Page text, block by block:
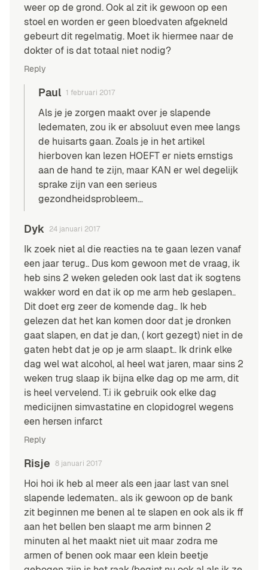
weer op de grond. Ook al zit ik gewoon op een
stoel en worden er geen bloedvaten afgekneld
gebeurt dit regelmatig. Moet ik hiermee naar de
dokter of is dat totaal niet nodig?
Reply
Paul 1 februari 2017
Als je je zorgen maakt over je slapende
ledematen, zou ik er absoluut even mee langs
de huisarts gaan. Zoals je in het artikel
hierboven kan lezen HOEFT er niets ernstigs
aan de hand te zijn, maar KAN er wel degelijk
sprake zijn van een serieus
gezondheidsprobleem…
Dyk 24 januari 2017
Ik zoek niet al die reacties na te gaan lezen vanaf
een jaar terug.. Dus kom gewoon met de vraag, ik
heb sins 2 weken geleden ook last dat ik sogtens
wakker word en dat ik op me arm heb geslapen..
Dit doet erg zeer de komende dag.. Ik heb
gelezen dat het kan komen door dat je dronken
gaat slapen, en dat je dan, ( kort gezegt) niet in de
gaten hebt dat je op je arm slaapt.. Ik drink elke
dag wel wat alcohol, al heel wat jaren, maar sins 2
weken trug slaap ik bijna elke dag op me arm, dit
is heel vervelend. T.i ik gebruik ook elke dag
medicijnen simvastatine en clopidogrel wegens
een hersen infarct
Reply
Risje 8 januari 2017
Hoi hoi ik heb al meer als een jaar last van snel
slapende ledematen.. als ik gewoon op de bank
zit beginnen me benen al te slapen en ook als ik ff
aan het bellen ben slaapt me arm binnen 2
minuten al het maakt niet uit maar zodra me
armen of benen ook maar een klein beetje